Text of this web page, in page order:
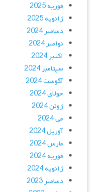
فوریه 2025
ژانویه 2025
دسامبر 2024
نوامبر 2024
اکتبر 2024
سپتامبر 2024
آگوست 2024
جولای 2024
ژوئن 2024
می 2024
آوریل 2024
مارس 2024
فوریه 2024
ژانویه 2024
دسامبر 2023